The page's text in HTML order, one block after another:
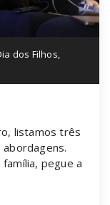
dos Filhos,
listamos três
pegue a